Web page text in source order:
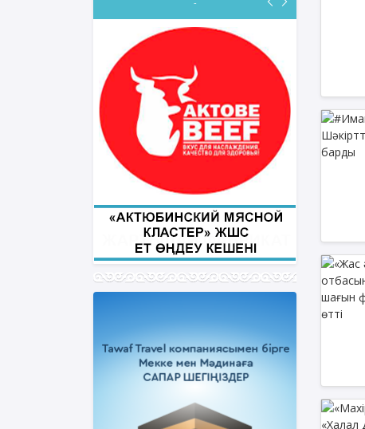
ФИҚҺ ДӘРІСТЕРІ
Нұрбол Смағұлов
""Нұр Ғасыр" облыстық мешітінің
наиб имамы
ТІКЕЛЕЙ ЭФИРДЕ
Аптаның сәрсенбі күндері сағат
21:00 (Ақтөбе уақытымен)
Біздің nur_gasyr Instagram
парақшамызда